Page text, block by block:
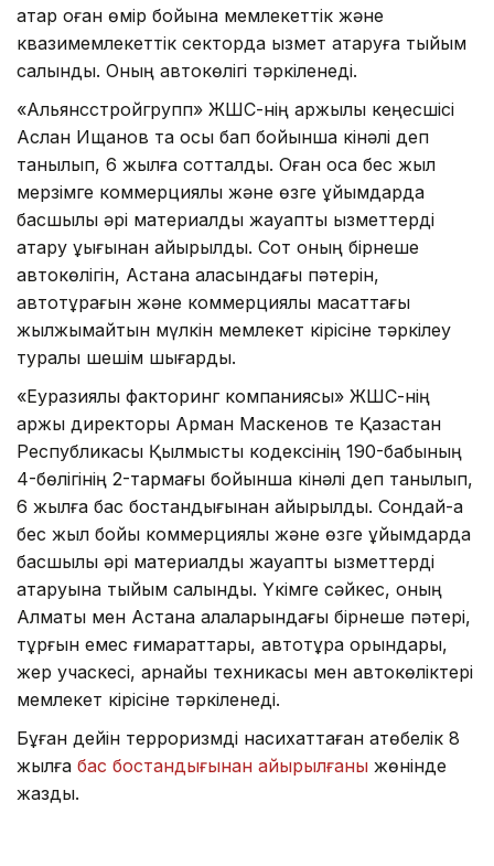
қатар оған өмір бойына мемлекеттік және
квазимемлекеттік секторда қызмет атқаруға тыйым
салынды. Оның автокөлігі тәркіленеді.
«Альянсстройгрупп» ЖШС-нің қаржылық кеңесшісі
Аслан Ищанов та осы бап бойынша кінәлі деп
танылып, 6 жылға сотталды. Оған қоса бес жыл
мерзімге коммерциялық және өзге ұйымдарда
басшылық әрі материалдық жауапты қызметтерді
атқару құқығынан айырылды. Сот оның бірнеше
автокөлігін, Астана қаласындағы пәтерін,
автотұрағын және коммерциялық мақсаттағы
жылжымайтын мүлкін мемлекет кірісіне тәркілеу
туралы шешім шығарды.
«Еуразиялық факторинг компаниясы» ЖШС-нің
қаржы директоры Арман Маскенов те Қазақстан
Республикасы Қылмыстық кодексінің 190-бабының
4-бөлігінің 2-тармағы бойынша кінәлі деп танылып,
6 жылға бас бостандығынан айырылды. Сондай-ақ
бес жыл бойы коммерциялық және өзге ұйымдарда
басшылық әрі материалдық жауапты қызметтерді
атқаруына тыйым салынды. Үкімге сәйкес, оның
Алматы мен Астана қалаларындағы бірнеше пәтері,
тұрғын емес ғимараттары, автотұрақ орындары,
жер учаскесі, арнайы техникасы мен автокөліктері
мемлекет кірісіне тәркіленеді.
Бұған дейін терроризмді насихаттаған ақтөбелік 8
жылға бас бостандығынан айырылғаны жөнінде
жаздық.